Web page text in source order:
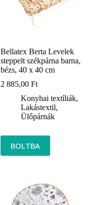
Bellatex Berta Levelek
steppelt székpárna barna,
bézs, 40 x 40 cm
2 885,00Ft
Konyhai textíliák,
Lakástextil,
Ülőpárnák
BOLTBA